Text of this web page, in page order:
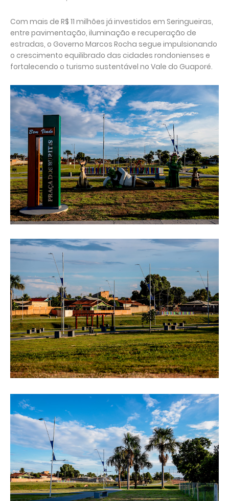
Com mais de R$ 11 milhões já investidos em Seringueiras,
entre pavimentação, iluminação e recuperação de
estradas, o Governo Marcos Rocha segue impulsionando
o crescimento equilibrado das cidades rondonienses e
fortalecendo o turismo sustentável no Vale do Guaporé.